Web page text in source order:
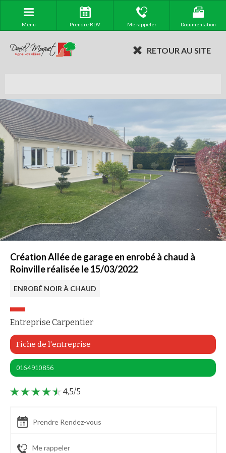
Menu Prendre RDV Me rappeler Documentation
RETOUR AU SITE
Création Allée de garage en enrobé à chaud à
Roinville réalisée le 15/03/2022
ENROBÉ NOIR À CHAUD
Entreprise Carpentier
Fiche de l'entreprise
0164910856
4,5/5
Prendre Rendez-vous
Me rappeler